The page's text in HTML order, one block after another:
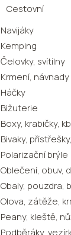
Cestovní
Navijáky
Kemping
Čelovky, svítílny
Krmení, návnady
Háčky
Bižuterie
Boxy, krabičky,
Bivaky,
Polarizační brýle
Oblečení, obuv,
Obaly, pouzdra,
Olova, zátěže,
Peany, kleště,
Podběráky,